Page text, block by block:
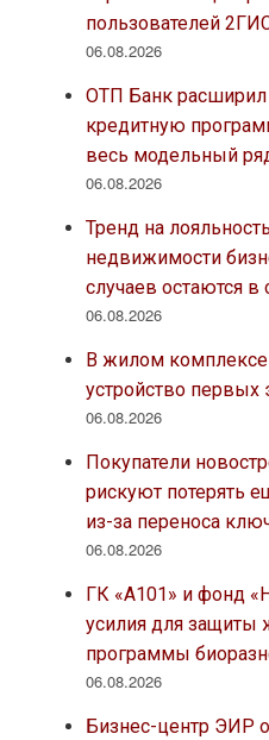
пользователей
06.08.2026
ОТП Банк
кредитную
весь модельный
06.08.2026
Тренд на
недвижимости
случаев остаются в
06.08.2026
В жилом
устройство первых
06.08.2026
Покупатели
рискуют потерять
из-за переноса
06.08.2026
ГК «А101» и фонд
усилия для защиты
программы
06.08.2026
Бизнес-центр ЭИР